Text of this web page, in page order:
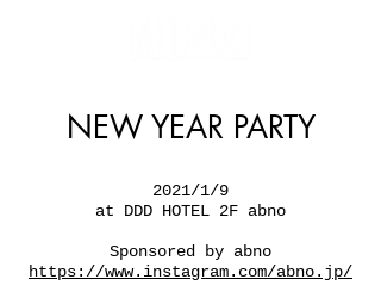
NEW YEAR PARTY
2021/1/9
at DDD HOTEL 2F abno
Sponsored by abno
https://www.instagram.com/abno.jp/